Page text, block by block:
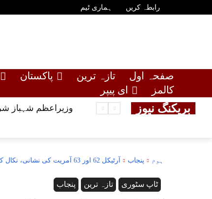
رابطہ کریں ہماری ٹیم
صفحہ اول تازہ ترین پاکستان
کالمز
ای پیپر
بریکنگ نیوز وزیراعظم شہباز
ہوم پنجاب آرٹیکل 62 اور 63 آمریت کی نشانی، نکال کر پھینک دیں: سپیکر پنجاب اسمبلی
پنجاب تازہ ترین ٹاپ سٹوری